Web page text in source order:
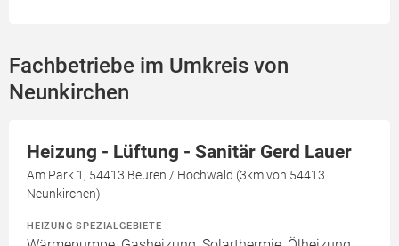
Fachbetriebe im Umkreis von
Neunkirchen
Heizung - Lüftung - Sanitär Gerd Lauer
Am Park 1, 54413 Beuren / Hochwald (3km von 54413
Neunkirchen)
HEIZUNG SPEZIALGEBIETE